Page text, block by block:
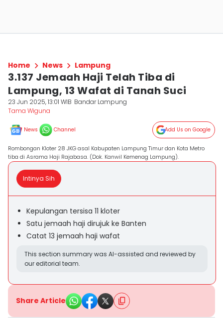
Home News Lampung
3.137 Jemaah Haji Telah Tiba di
Lampung, 13 Wafat di Tanah Suci
23 Jun 2025, 13:01 WIB Bandar Lampung
Tama Wiguna
News Channel Add Us on Google
Rombongan Kloter 28 JKG asal Kabupaten Lampung Timur dan Kota Metro
tiba di Asrama Haji Rajabasa. (Dok. Kanwil Kemenag Lampung).
Intinya Sih
Kepulangan tersisa 11 kloter
Satu jemaah haji dirujuk ke Banten
Catat 13 jemaah haji wafat
This section summary was AI-assisted and reviewed by
our editorial team.
Share Article